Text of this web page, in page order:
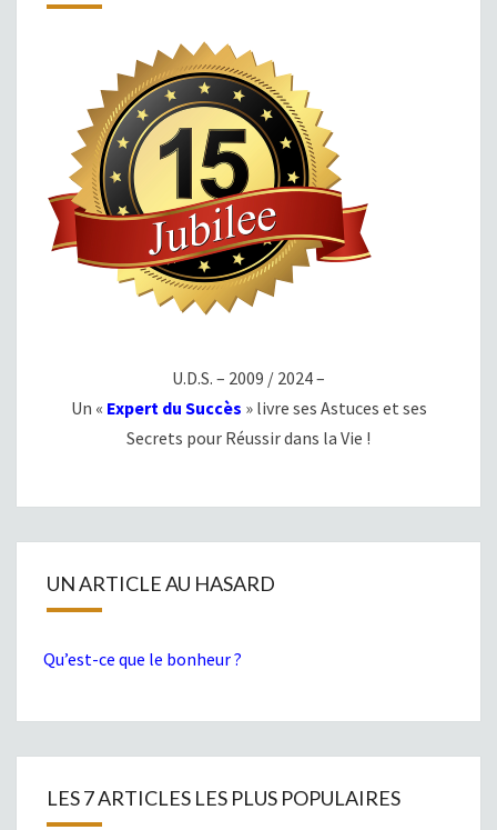
U.D.S. – 2009 / 2024 –
Un « Expert du Succès » livre ses Astuces et ses
Secrets pour Réussir dans la Vie !
UN ARTICLE AU HASARD
Qu’est-ce que le bonheur ?
LES 7 ARTICLES LES PLUS POPULAIRES